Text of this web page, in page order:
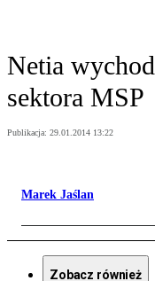
Netia
sektora MSP
Publikacja: 29.01.2014 13:22
Marek Jaślan
Zobacz również